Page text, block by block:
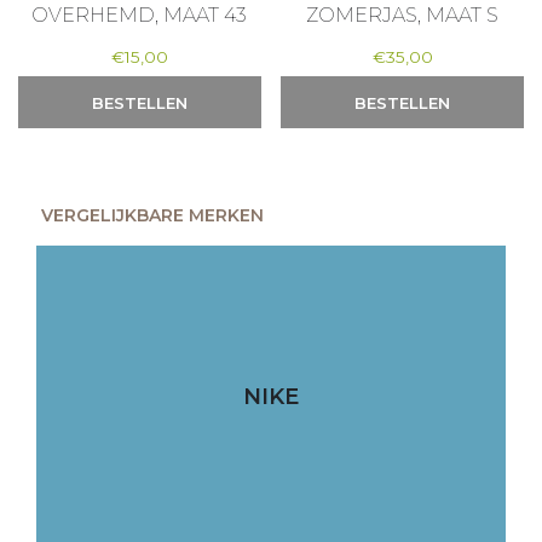
OVERHEMD, MAAT 43
€15,00
BESTELLEN
ZOMERJAS, MAAT S
€35,00
BESTELLEN
VERGELIJKBARE MERKEN
NIKE